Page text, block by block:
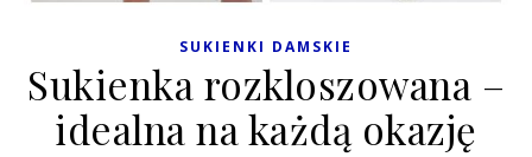
SUKIENKI DAMSKIE
Sukienka rozkloszowana –
idealna na każdą okazję